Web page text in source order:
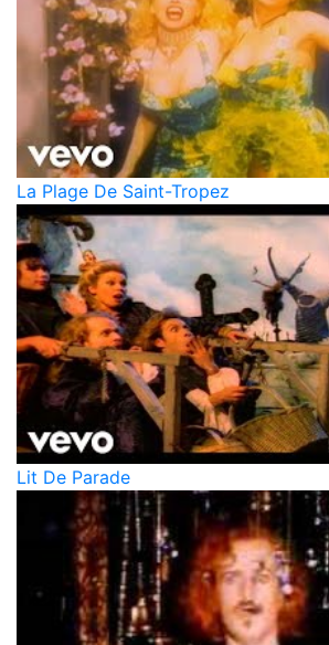
La Plage De Saint-Tropez
Lit De Parade